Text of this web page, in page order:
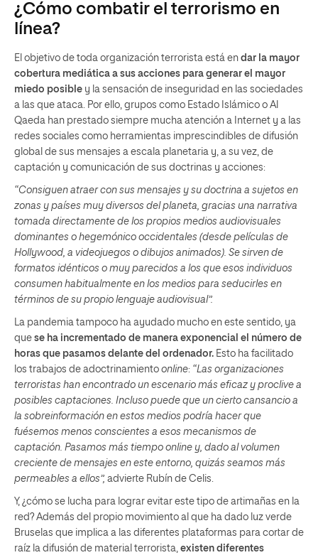
¿Cómo combatir el terrorismo en
línea?
El objetivo de toda organización terrorista está en dar la mayor
cobertura mediática a sus acciones para generar el mayor
miedo posible y la sensación de inseguridad en las sociedades
a las que ataca. Por ello, grupos como Estado Islámico o Al
Qaeda han prestado siempre mucha atención a Internet y a las
redes sociales como herramientas imprescindibles de difusión
global de sus mensajes a escala planetaria y, a su vez, de
captación y comunicación de sus doctrinas y acciones:
“Consiguen atraer con sus mensajes y su doctrina a sujetos en
zonas y países muy diversos del planeta, gracias una narrativa
tomada directamente de los propios medios audiovisuales
dominantes o hegemónico occidentales (desde películas de
Hollywood, a videojuegos o dibujos animados). Se sirven de
formatos idénticos o muy parecidos a los que esos individuos
consumen habitualmente en los medios para seducirles en
términos de su propio lenguaje audiovisual”.
La pandemia tampoco ha ayudado mucho en este sentido, ya
que se ha incrementado de manera exponencial el número de
horas que pasamos delante del ordenador. Esto ha facilitado
los trabajos de adoctrinamiento online: “Las organizaciones
terroristas han encontrado un escenario más eficaz y proclive a
posibles captaciones. Incluso puede que un cierto cansancio a
la sobreinformación en estos medios podría hacer que
fuésemos menos conscientes a esos mecanismos de
captación. Pasamos más tiempo online y, dado al volumen
creciente de mensajes en este entorno, quizás seamos más
permeables a ellos”, advierte Rubín de Celis.
Y, ¿cómo se lucha para lograr evitar este tipo de artimañas en la
red? Además del propio movimiento al que ha dado luz verde
Bruselas que implica a las diferentes plataformas para cortar de
raíz la difusión de material terrorista, existen diferentes